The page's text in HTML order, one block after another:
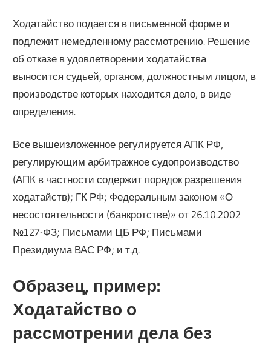
Ходатайство подается в письменной форме и
подлежит немедленному рассмотрению. Решение
об отказе в удовлетворении ходатайства
выносится судьей, органом, должностным лицом, в
производстве которых находится дело, в виде
определения.
Все вышеизложенное регулируется АПК РФ,
регулирующим арбитражное судопроизводство
(АПК в частности содержит порядок разрешения
ходатайств); ГК РФ; Федеральным законом «О
несостоятельности (банкротстве)» от 26.10.2002
№127-ФЗ; Письмами ЦБ РФ; Письмами
Президиума ВАС РФ; и т.д.
Образец, пример:
Ходатайство о
рассмотрении дела без